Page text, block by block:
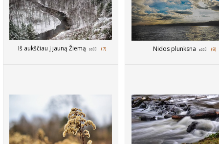
Iš aukščiau į jauną Žiemą (7) Nidos plunksna (9)